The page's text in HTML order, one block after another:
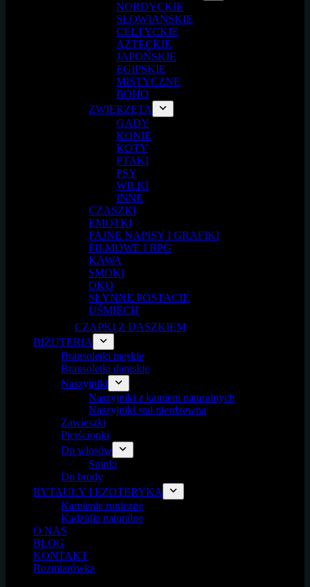
NORDYCKIE
SŁOWIAŃSKIE
CELTYCKIE
AZTECKIE
JAPOŃSKIE
EGIPSKIE
MISTYCZNE
BOHO
ZWIERZĘTA
GADY
KONIE
KOTY
PTAKI
PSY
WILKI
INNE
CZASZKI
EMOTKI
FAJNE NAPISY I GRAFIKI
FILMOWE I RPG
KAWA
SMOKI
OKO
SŁYNNE POSTACIE
UŚMIECH
CZAPKI Z DASZKIEM
BIŻUTERIA
Bransoletki męskie
Bransoletki damskie
Naszyjniki
Naszyjniki z kamieni naturalnych
Naszyjniki stal nierdzewna
Zawieszki
Pierścionki
Do włosów
Spinki
Do brody
RYTAUŁY I EZOTERYKA
Kamienie runiczne
Kadzidła naturalne
O NAS
BLOG
KONTAKT
Rozmiarówka